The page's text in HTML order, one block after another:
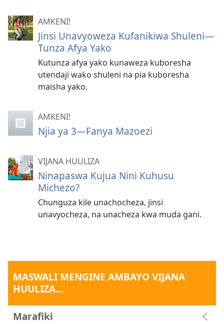
AMKENI!
Jinsi Unavyoweza Kufanikiwa Shuleni—
Tunza Afya Yako
Kutunza afya yako kunaweza kuboresha
utendaji wako shuleni na pia kuboresha
maisha yako.
AMKENI!
Njia ya 3—Fanya Mazoezi
VIJANA HUULIZA
Ninapaswa Kujua Nini Kuhusu
Michezo?
Chunguza kile unachocheza, jinsi
unavyocheza, na unacheza kwa muda gani.
MASWALI MENGINE AMBAYO VIJANA
HUULIZA...
Marafiki